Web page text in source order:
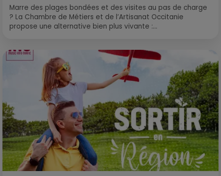
Marre des plages bondées et des visites au pas de charge
? La Chambre de Métiers et de l’Artisanat Occitanie
propose une alternative bien plus vivante :...